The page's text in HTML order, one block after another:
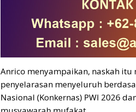
Anrico menyampaikan, naskah itu
penyelarasan menyeluruh
Nasional (Konkernas) PWI 2026